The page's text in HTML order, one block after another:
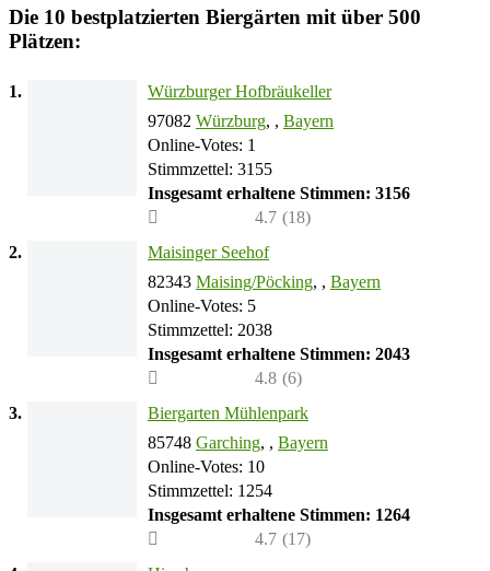
Die 10 bestplatzierten Biergärten mit über 500
Plätzen:
1.
Würzburger Hofbräukeller
97082 Würzburg, , Bayern
Online-Votes: 1
Stimmzettel: 3155
Insgesamt erhaltene Stimmen: 3156
4.7 (18)
2.
Maisinger Seehof
82343 Maising/Pöcking, , Bayern
Online-Votes: 5
Stimmzettel: 2038
Insgesamt erhaltene Stimmen: 2043
4.8 (6)
3.
Biergarten Mühlenpark
85748 Garching, , Bayern
Online-Votes: 10
Stimmzettel: 1254
Insgesamt erhaltene Stimmen: 1264
4.7 (17)